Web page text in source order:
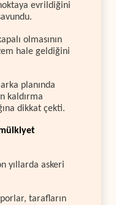
evrildiğini
olmasının
hale geldiğini
planında
kaldırma
dikkat çekti.
yıllarda askeri
tarafların